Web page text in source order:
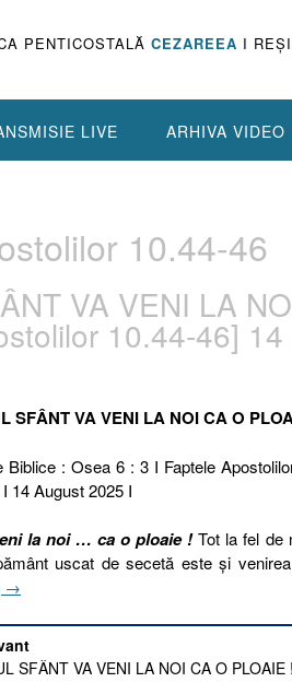
PENTICOSTALĂ CEZAREEA I
LIVE ARHIVA VIDEO
10.44-46
VA VENI LA
10.44-46]
SFÂNT VA VENI LA NOI CA O
Biblice : Osea 6 : 3 I Faptele
14 August 2025 I
la noi … ca o ploaie !Tot la fel de
uscat de secetă este și
„226
2025.
DUHUL
SFÂNT
→